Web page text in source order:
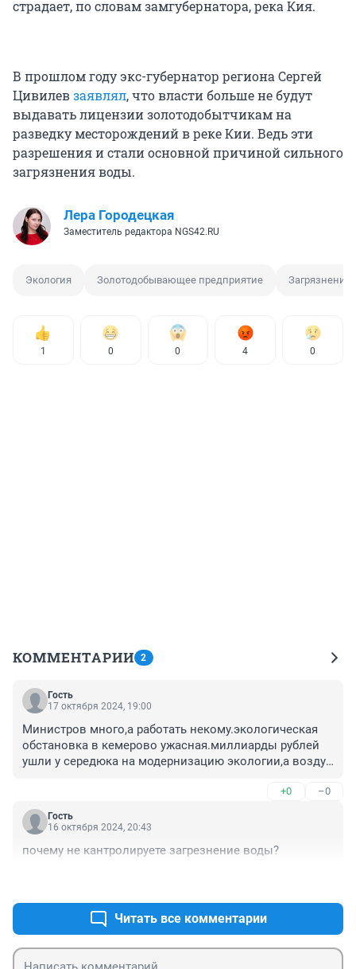
страдает, по словам замгубернатора, река Кия.
В прошлом году экс-губернатор региона Сергей
Цивилевзаявлял, что власти больше не будут
выдавать лицензии золотодобытчикам на
разведку месторождений в реке Кии. Ведь эти
разрешения и стали основной причиной сильного
загрязнения воды.
Лера Городецкая
Заместитель редактора NGS42.RU
Экология Золотодобывающее предприятие Загрязнение
1 0 0 4 0
КОММЕНТАРИИ 2
Гость
17 октября 2024, 19:00
Министров много,а работать некому.экологическая
обстановка в кемерово ужасная.миллиарды рублей
ушли у середюка на модернизацию экологии,а воздух
остались.все правительство кузбасса отправить в
отставку вместе с середюком за бездействие.
+0 –0
Гость
16 октября 2024, 20:43
почему не кантролируете загрезнение воды?
Читать все комментарии